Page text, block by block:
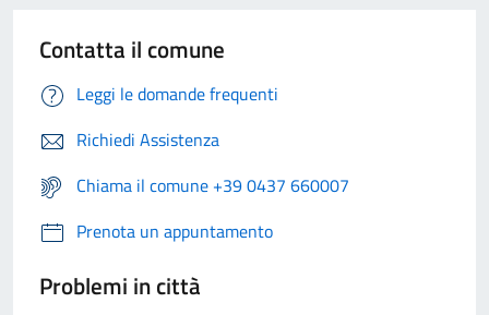
Contatta il comune
Leggi le domande frequenti
Richiedi Assistenza
Chiama il comune +39 0437 660007
Prenota un appuntamento
Problemi in città